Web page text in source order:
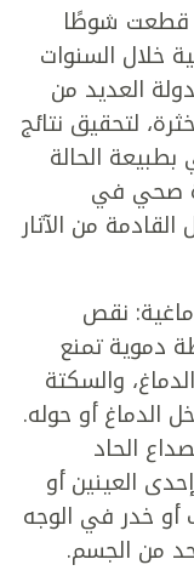
قطعت شوطًا
خلال السنوات
العديد من
لتحقيق نتائج
الحالة
صحي في
من الآثار
نقص
دموية تمنع
والسكتة
الدماغ أو حوله.
الحاد
العينين أو
خدر في الوجه
من الجسم.